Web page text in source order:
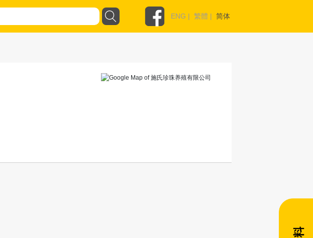
ENG | 繁體 | 简体